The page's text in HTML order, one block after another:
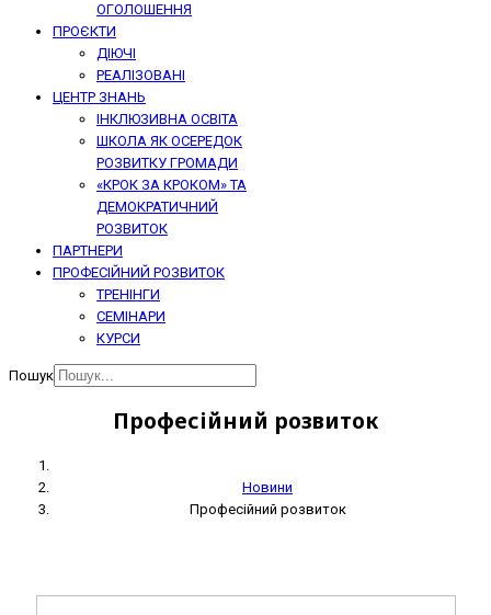
ОГОЛОШЕННЯ
ПРОЄКТИ
ДІЮЧІ
РЕАЛІЗОВАНІ
ЦЕНТР ЗНАНЬ
ІНКЛЮЗИВНА ОСВІТА
ШКОЛА ЯК ОСЕРЕДОК
РОЗВИТКУ ГРОМАДИ
«КРОК ЗА КРОКОМ» ТА
ДЕМОКРАТИЧНИЙ
РОЗВИТОК
ПАРТНЕРИ
ПРОФЕСІЙНИЙ РОЗВИТОК
ТРЕНІНГИ
СЕМІНАРИ
КУРСИ
Пошук
Професійний розвиток
Новини
Професійний розвиток